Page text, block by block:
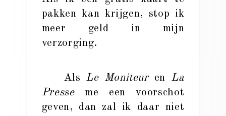
pakken kan krijgen, stop ik
meer geld in mijn
verzorging.
Als Le Moniteuren La
Presseme een voorschot
geven, dan zal ik daar niet